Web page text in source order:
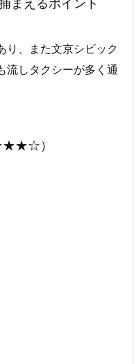
まえるポイント
り、また文京シビック
流しタクシーが多く通
）